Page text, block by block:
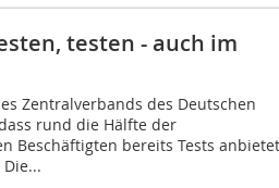
testen - auch im
Zentralverbands des Deutschen
rund die Hälfte der
Beschäftigten bereits Tests anbietet